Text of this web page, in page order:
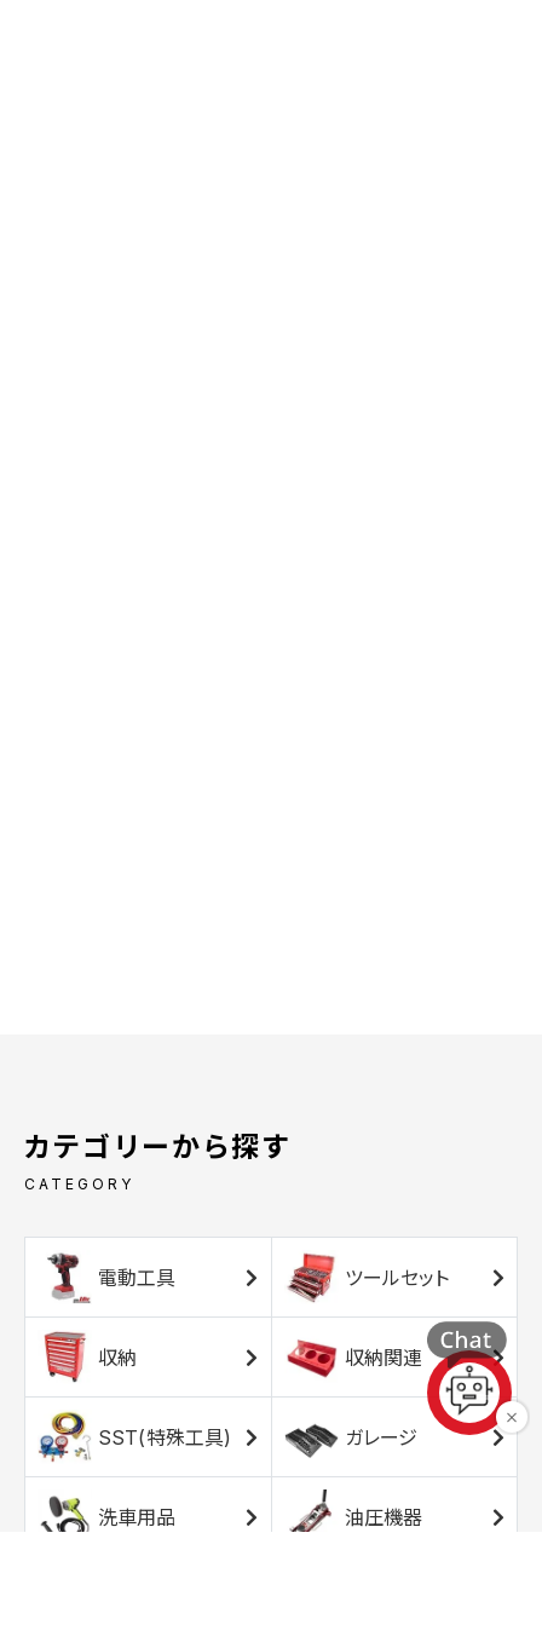
カテゴリーから探す
CATEGORY
電動工具 ツールセット
収納 収納関連
SST(特殊工具) ガレージ
洗車用品 油圧機器